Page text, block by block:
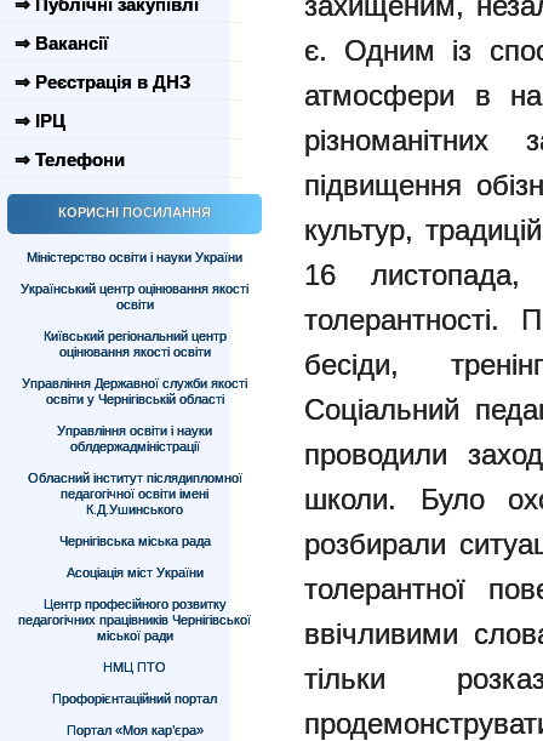
⇒ Публічні закупівлі
⇒ Вакансії
⇒ Реєстрація в ДНЗ
⇒ ІРЦ
⇒ Телефони
КОРИСНІ ПОСИЛАННЯ
Міністерство освіти і науки України
Український центр оцінювання якості
освіти
Київський регіональний центр
оцінювання якості освіти
Управління Державної служби якості
освіти у Чернігівській області
Управління освіти і науки
облдержадміністрації
Обласний інститут післядипломної
педагогічної освіти імені
К.Д.Ушинського
Чернігівська міська рада
Асоціація міст України
Центр професійного розвитку
педагогічних працівників Чернігівської
міської ради
НМЦ ПТО
Профорієнтаційний портал
Портал «Моя кар’єра»
є. Одним із
атмосфери в
підвищення
культур,
16
толерантності.
бесіди,
Соціальний
проводили
школи. Було
розбирали
толерантної
ввічливими
тільки